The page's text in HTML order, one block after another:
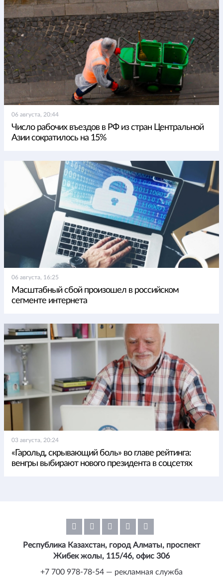
06 августа, 20:44
Число рабочих въездов в РФ из стран Центральной
Азии сократилось на 15%
06 августа, 16:25
Масштабный сбой произошел в российском
сегменте интернета
03 августа, 20:24
«Гарольд, скрывающий боль» во главе рейтинга:
венгры выбирают нового президента в соцсетях
Республика Казахстан, город Алматы, проспект
Жибек жолы, 115/46, офис 306
+7 700 978-78-54 — рекламная служба